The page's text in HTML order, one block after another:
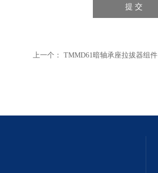
上一个： TMMD61暗轴承座拉拔器组件